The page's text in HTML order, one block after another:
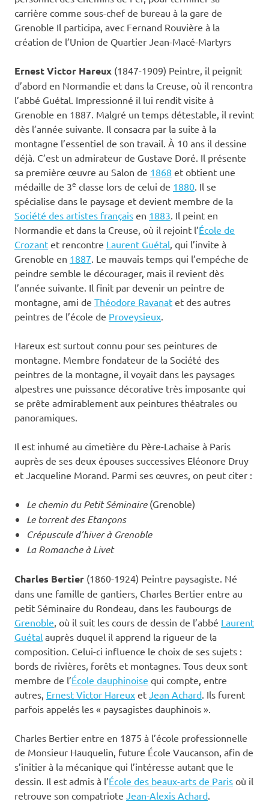
carrière comme sous-chef de bureau à la gare de
Grenoble Il participa, avec Fernand Rouvière à la
création de l’Union de Quartier Jean-Macé-Martyrs
Ernest Victor Hareux (1847-1909) Peintre, il peignit
d’abord en Normandie et dans la Creuse, où il rencontra
l’abbé Guétal. Impressionné il lui rendit visite à
Grenoble en 1887. Malgré un temps détestable, il revint
dès l’année suivante. Il consacra par la suite à la
montagne l’essentiel de son travail. À 10 ans il dessine
déjà. C’est un admirateur de Gustave Doré. Il présente
sa première œuvre au Salon de 1868 et obtient une
médaille de 3e classe lors de celui de 1880. Il se
spécialise dans le paysage et devient membre de la
Société des artistes français en 1883. Il peint en
Normandie et dans la Creuse, où il rejoint l’École de
Crozant et rencontre Laurent Guétal, qui l’invite à
Grenoble en 1887. Le mauvais temps qui l’empéche de
peindre semble le décourager, mais il revient dès
l’année suivante. Il finit par devenir un peintre de
montagne, ami de Théodore Ravanat et des autres
peintres de l’école de Proveysieux.
Hareux est surtout connu pour ses peintures de
montagne. Membre fondateur de la Société des
peintres de la montagne, il voyait dans les paysages
alpestres une puissance décorative très imposante qui
se prête admirablement aux peintures théatrales ou
panoramiques.
Il est inhumé au cimetière du Père-Lachaise à Paris
auprès de ses deux épouses successives Eléonore Druy
et Jacqueline Morand. Parmi ses œuvres, on peut citer :
Le chemin du Petit Séminaire(Grenoble)
Le torrent des Etançons
Crépuscule d’hiver à Grenoble
La Romanche à Livet
Charles Bertier (1860-1924) Peintre paysagiste. Né
dans une famille de gantiers, Charles Bertier entre au
petit Séminaire du Rondeau, dans les faubourgs de
Grenoble, où il suit les cours de dessin de l’abbé Laurent
Guétal auprès duquel il apprend la rigueur de la
composition. Celui-ci influence le choix de ses sujets :
bords de rivières, forêts et montagnes. Tous deux sont
membre de l’École dauphinoise qui compte, entre
autres, Ernest Victor Hareux et Jean Achard. Ils furent
parfois appelés les « paysagistes dauphinois ».
Charles Bertier entre en 1875 à l’école professionnelle
de Monsieur Hauquelin, future École Vaucanson, afin de
s’initier à la mécanique qui l’intéresse autant que le
dessin. Il est admis à l’École des beaux-arts de Paris où il
retrouve son compatriote Jean-Alexis Achard.